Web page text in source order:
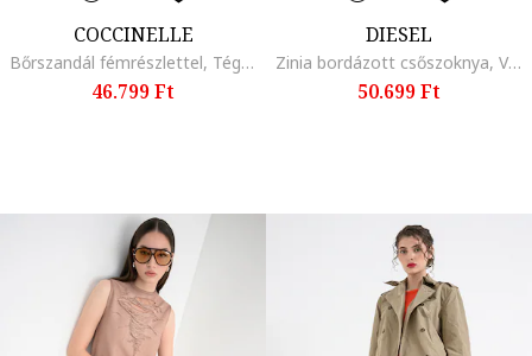
COCCINELLE
Bőrszandál fémrészlettel, Téglavörös
46.799 Ft
DIESEL
Zinia bordázott csőszoknya, Világosbarna
50.699 Ft